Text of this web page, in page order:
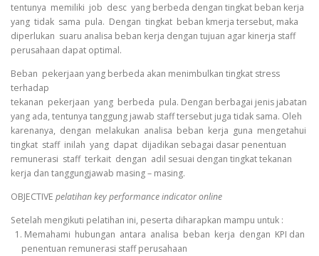
tentunya memiliki job desc yang berbeda dengan tingkat beban kerja
yang tidak sama pula. Dengan tingkat beban kmerja tersebut, maka
diperlukan suaru analisa beban kerja dengan tujuan agar kinerja staff
perusahaan dapat optimal.
Beban pekerjaan yang berbeda akan menimbulkan tingkat stress
terhadap
tekanan pekerjaan yang berbeda pula. Dengan berbagai jenis jabatan
yang ada, tentunya tanggung jawab staff tersebut juga tidak sama. Oleh
karenanya, dengan melakukan analisa beban kerja guna mengetahui
tingkat staff inilah yang dapat dijadikan sebagai dasar penentuan
remunerasi staff terkait dengan adil sesuai dengan tingkat tekanan
kerja dan tanggungjawab masing – masing.
OBJECTIVE pelatihan key performance indicator online
Setelah mengikuti pelatihan ini, peserta diharapkan mampu untuk :
1. Memahami hubungan antara analisa beban kerja dengan KPI dan
penentuan remunerasi staff perusahaan